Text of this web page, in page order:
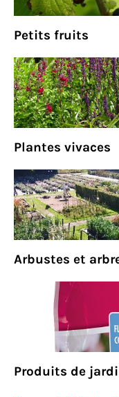
Petits fruits
Plantes vivaces
Arbustes et
Produits de